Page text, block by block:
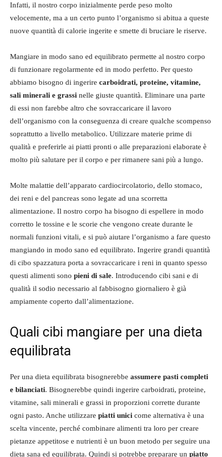
Infatti, il nostro corpo inizialmente perde peso molto
velocemente, ma a un certo punto l’organismo si abitua a queste
nuove quantità di calorie ingerite e smette di bruciare le riserve.
Mangiare in modo sano ed equilibrato permette al nostro corpo
di funzionare regolarmente ed in modo perfetto. Per questo
abbiamo bisogno di ingerire carboidrati, proteine, vitamine,
sali minerali e grassi nelle giuste quantità. Eliminare una parte
di essi non farebbe altro che sovraccaricare il lavoro
dell’organismo con la conseguenza di creare qualche scompenso
soprattutto a livello metabolico. Utilizzare materie prime di
qualità e preferirle ai piatti pronti o alle preparazioni elaborate è
molto più salutare per il corpo e per rimanere sani più a lungo.
Molte malattie dell’apparato cardiocircolatorio, dello stomaco,
dei reni e del pancreas sono legate ad una scorretta
alimentazione. Il nostro corpo ha bisogno di espellere in modo
corretto le tossine e le scorie che vengono create durante le
normali funzioni vitali, e si può aiutare l’organismo a fare questo
mangiando in modo sano ed equilibrato. Ingerire grandi quantità
di cibo spazzatura porta a sovraccaricare i reni in quanto spesso
questi alimenti sono pieni di sale. Introducendo cibi sani e di
qualità il sodio necessario al fabbisogno giornaliero è già
ampiamente coperto dall’alimentazione.
Quali cibi mangiare per una dieta
equilibrata
Per una dieta equilibrata bisognerebbe assumere pasti completi
e bilanciati. Bisognerebbe quindi ingerire carboidrati, proteine,
vitamine, sali minerali e grassi in proporzioni corrette durante
ogni pasto. Anche utilizzare piatti unici come alternativa è una
scelta vincente, perché combinare alimenti tra loro per creare
pietanze appetitose e nutrienti è un buon metodo per seguire una
dieta sana ed equilibrata. Quindi si potrebbe preparare un piatto